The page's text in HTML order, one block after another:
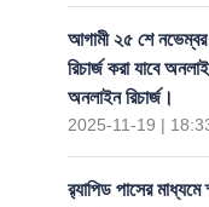
আগামী ২৫ শে
রিচার্জ করা যাবে
অনলাইন রিচার্জ।
2025-11-19 |
র‍্যাপিড পাসের মাধ্যমে